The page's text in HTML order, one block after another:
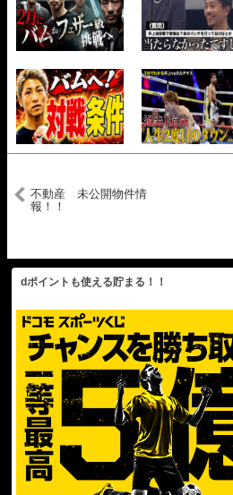
不動産 未公開物件情
報！！
dポイントも使える貯まる！！